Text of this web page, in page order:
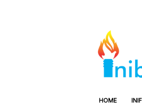
HOME